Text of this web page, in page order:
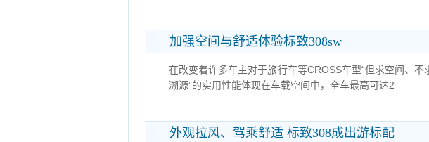
加强空间与舒适体验标致308sw
在改变着许多车主对于旅行车等CROSS车型“但求空间、
溯源”的实用性能体现在车载空间中，全车最高可达2
外观拉风、驾乘舒适 标致308成出游标配